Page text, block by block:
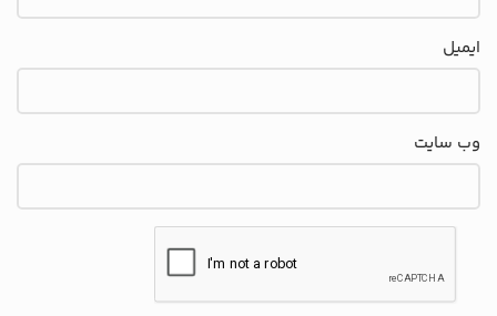
ایمیل
وب‌ سایت